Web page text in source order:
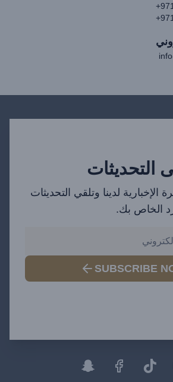
التحديثات
لدينا وتلقي التحديثات
الخاص بك.
SUBSCRIBE